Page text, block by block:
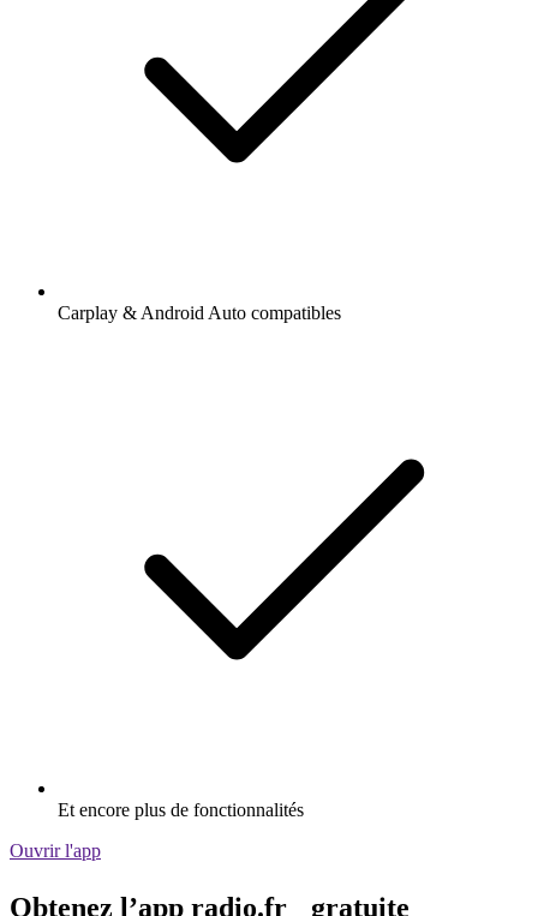
Carplay & Android Auto compatibles
Et encore plus de fonctionnalités
Ouvrir l'app
Obtenez l’app radio.fr gratuite